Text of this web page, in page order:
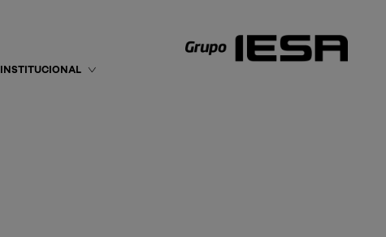
INSTITUCIONAL